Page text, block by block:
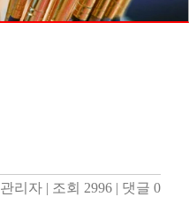
관리자 | 조회 2996 | 댓글 0